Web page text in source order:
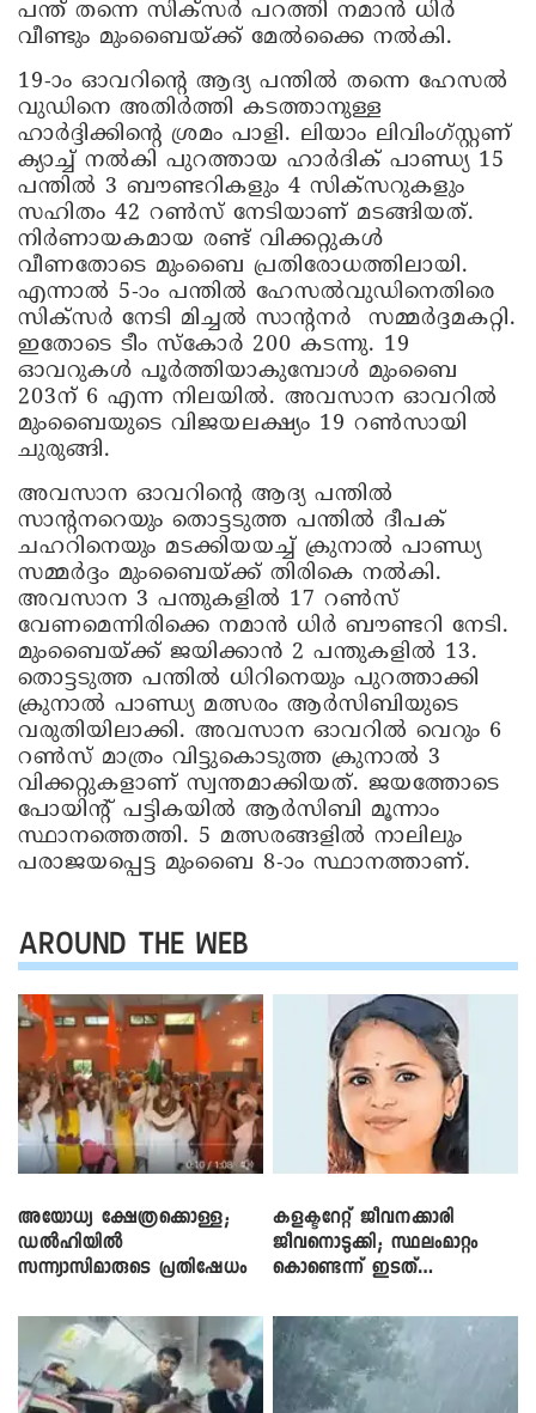
പന്ത് തന്നെ സിക്സര്‍ പറത്തി നമാൻ ധിര്‍
വീണ്ടും മുംബൈയ്ക്ക് മേൽക്കൈ നൽകി.
19-ാം ഓവറിന്‍റെ ആദ്യ പന്തിൽ തന്നെ ഹേസൽ
വുഡിനെ അതിര്‍ത്തി കടത്താനുള്ള
ഹാര്‍ദ്ദിക്കിന്റെ ശ്രമം പാളി. ലിയാം ലിവിംഗ്സ്റ്റണ്
ക്യാച്ച് നൽകി പുറത്തായ ഹാര്‍ദിക് പാണ്ഡ്യ 15
പന്തിൽ 3 ബൗണ്ടറികളും 4 സിക്സറുകളും
സഹിതം 42 റൺസ് നേടിയാണ് മടങ്ങിയത്.
നിര്‍ണായകമായ രണ്ട് വിക്കറ്റുകൾ
വീണതോടെ മുംബൈ പ്രതിരോധത്തിലായി.
എന്നാൽ 5-ാം പന്തിൽ ഹേസൽവുഡിനെതിരെ
സിക്സര്‍ നേടി മിച്ചൽ സാന്റനര്‍ സമ്മര്‍ദ്ദമകറ്റി.
ഇതോടെ ടീം സ്കോര്‍ 200 കടന്നു. 19
ഓവറുകൾ പൂര്‍ത്തിയാകുമ്പോൾ മുംബൈ
203ന് 6 എന്ന നിലയിൽ. അവസാന ഓവറിൽ
മുംബൈയുടെ വിജയലക്ഷ്യം 19 റൺസായി
ചുരുങ്ങി.
അവസാന ഓവറിന്‍റെ ആദ്യ പന്തിൽ
സാന്റനറെയും തൊട്ടടുത്ത പന്തിൽ ദീപക്
ചഹറിനെയും മടക്കിയയച്ച് ക്രുനാൽ പാണ്ഡ്യ
സമ്മര്‍ദ്ദം മുംബൈയ്ക്ക് തിരികെ നൽകി.
അവസാന 3 പന്തുകളിൽ 17 റൺസ്
വേണമെന്നിരിക്കെ നമാൻ ധിര്‍ ബൗണ്ടറി നേടി.
മുംബൈയ്ക്ക് ജയിക്കാൻ 2 പന്തുകളിൽ 13.
തൊട്ടടുത്ത പന്തിൽ ധിറിനെയും പുറത്താക്കി
ക്രുനാൽ പാണ്ഡ്യ മത്സരം ആര്‍സിബിയുടെ
വരുതിയിലാക്കി. അവസാന ഓവറിൽ വെറും 6
റൺസ് മാത്രം വിട്ടുകൊടുത്ത ക്രുനാൽ 3
വിക്കറ്റുകളാണ് സ്വന്തമാക്കിയത്. ജയത്തോടെ
പോയിന്റ് പട്ടികയിൽ ആര്‍സിബി മൂന്നാം
സ്ഥാനത്തെത്തി. 5 മത്സരങ്ങളിൽ നാലിലും
പരാജയപ്പെട്ട മുംബൈ 8-ാം സ്ഥാനത്താണ്.
AROUND THE WEB
അയോധ്യ ക്ഷേത്രക്കൊള്ള;
ഡൽഹിയിൽ
സന്ന്യാസിമാരുടെ പ്രതിഷേധം
കളക്ടറേറ്റ് ജീവനക്കാരി
ജീവനൊടുക്കി; സ്ഥലംമാറ്റം
കൊണ്ടെന്ന് ഇടത്